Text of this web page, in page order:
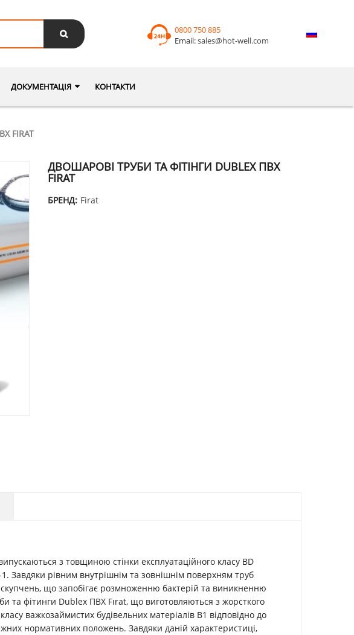
0800 750 885
Email:sales@hot-well.com
ДОКУМЕНТАЦІЯ КОНТАКТИ
FIRAT
ДВОШАРОВІ ТРУБИ ТА ФІТІНГИ DUBLEX ПВХ
FIRAT
БРЕНД: Firat
з товщиною стінки експлуатаційного класу BD
1. Завдяки рівним внутрішнім та зовнішнім поверхням труб
що запобігає розмноженню бактерій та виникненню
та фітинги Dublex ПВХ Fırat, що виготовляються з жорсткого
важкозаймистих будівельних матеріалів B1 відповідно до
нормативних положень. Завдяки даній характеристиці,